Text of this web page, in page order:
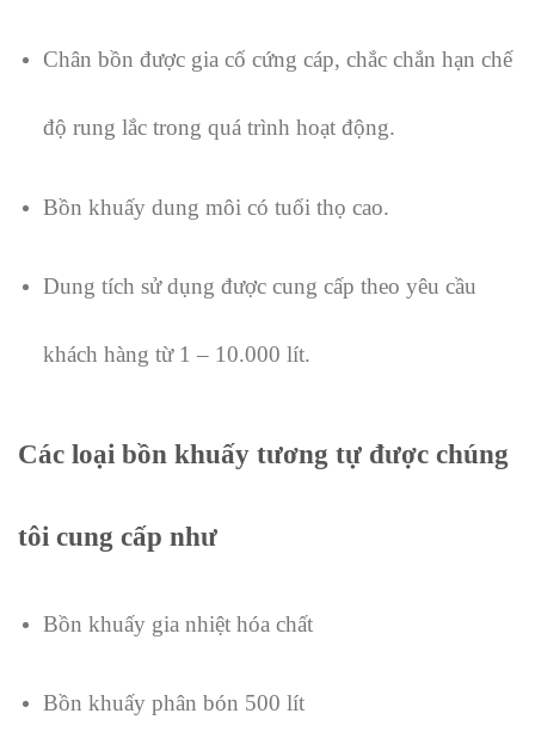
Chân bồn được gia cố cứng cáp, chắc chắn hạn chế
độ rung lắc trong quá trình hoạt động.
Bồn khuấy dung môi có tuổi thọ cao.
Dung tích sử dụng được cung cấp theo yêu cầu
khách hàng từ 1 – 10.000 lít.
Các loại bồn khuấy tương tự được chúng
tôi cung cấp như
Bồn khuấy gia nhiệt hóa chất
Bồn khuấy phân bón 500 lít